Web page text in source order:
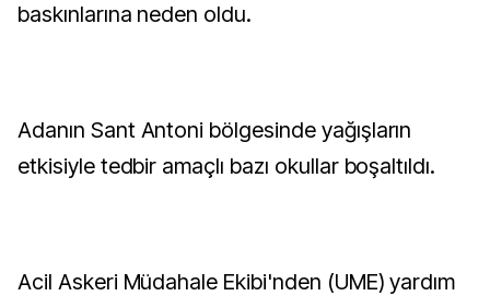
baskınlarına neden oldu.
Adanın Sant Antoni bölgesinde yağışların
etkisiyle tedbir amaçlı bazı okullar boşaltıldı.
Acil Askeri Müdahale Ekibi'nden (UME) yardım